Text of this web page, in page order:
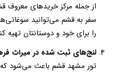
از جمله مرکز خریدهای معروف
سفر به قشم می‌توانید
را برای خود و دوستانتان تهیه
لنج‌های ثبت شده در میراث
تور مشهد قشم باعث می‌شود